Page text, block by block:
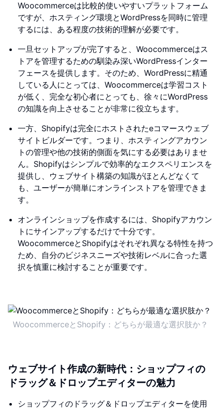
Woocommerceは比較的使いやすいプラットフォーム
ですが、ホスティング環境とWordPressを同時に管理
するには、ある程度の技術的理解が必要です。
一旦セットアップが完了すると、Woocommerceはス
トアを管理するための馴染み深いWordPressインター
フェースを提供します。そのため、WordPressに精通
している人にとっては、Woocommerceは学習コスト
が低く、完全な初心者にとっても、徐々にWordPress
の知識を向上させることが非常に役立ちます。
一方、Shopifyは完全にホストされたeコマースウェブ
サイトビルダーです。つまり、ホスティングアカウン
トの管理や他の技術的側面を気にする必要はありませ
ん。Shopifyはシンプルで効率的なエクスペリエンスを
提供し、ウェブサイト構築の知識がほとんどなくて
も、ユーザーが簡単にオンラインストアを管理できま
す。
オンラインショップを作成するには、Shopifyアカウン
トにサインアップするだけで十分です。
WoocommerceとShopifyはそれぞれ異なる特性を持つ
ため、自分のビジネスニーズや技術レベルに合った選
択を慎重に検討することが重要です。
WoocommerceとShopify：どちらが最適な選択肢か？
ウェブサイト作成の新時代：ショップフィの
ドラッグ＆ドロップエディターの魅力
ショップフィのドラッグ＆ドロップエディターを使用